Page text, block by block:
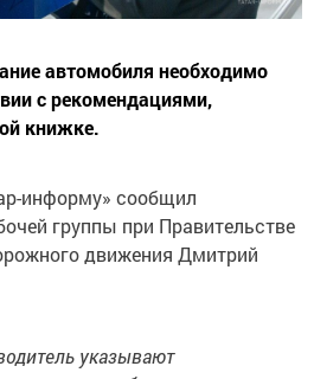
автомобиля необходимо
с рекомендациями,
книжке.
информу» сообщил
группы при Правительстве
движения Дмитрий
указывают